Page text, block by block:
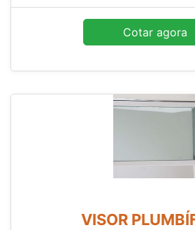
Cotar agora
VISOR